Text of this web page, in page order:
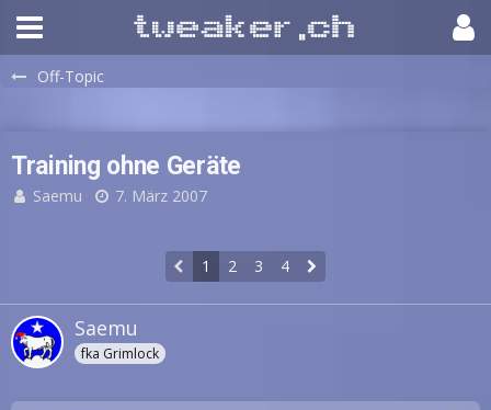
Off-Topic
Training ohne Geräte
Saemu 7. März 2007
1 2 3 4
Saemu
fka Grimlock